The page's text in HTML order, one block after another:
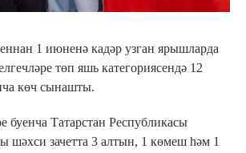
1 июненә кадәр узган ярышларда
төп яшь категориясендә 12
көч сынашты.
буенча Татарстан Республикасы
шәхси зачетта 3 алтын, 1 көмеш һәм 1